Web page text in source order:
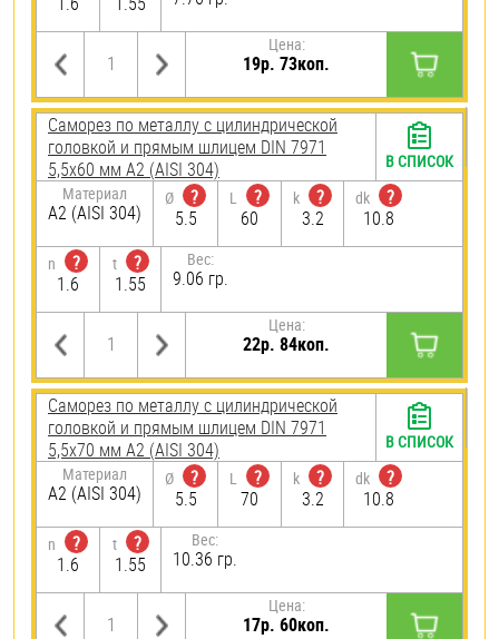
Цена:
19р. 73коп.
Саморез по металлу с цилиндрической
головкой и прямым шлицем DIN 7971
5,5х60 мм А2 (AISI 304)
Материал
А2 (AISI 304)
Ø
?
5.5
L
?
60
k
?
3.2
dk
?
10.8
n
?
1.6
t
?
1.55
Вес:
9.06 гр.
Цена:
22р. 84коп.
В СПИСОК
Саморез по металлу с цилиндрической
головкой и прямым шлицем DIN 7971
5,5х70 мм А2 (AISI 304)
Материал
А2 (AISI 304)
Ø
?
5.5
L
?
70
k
?
3.2
dk
?
10.8
n
?
1.6
t
?
1.55
Вес:
10.36 гр.
Цена:
17р. 60коп.
В СПИСОК